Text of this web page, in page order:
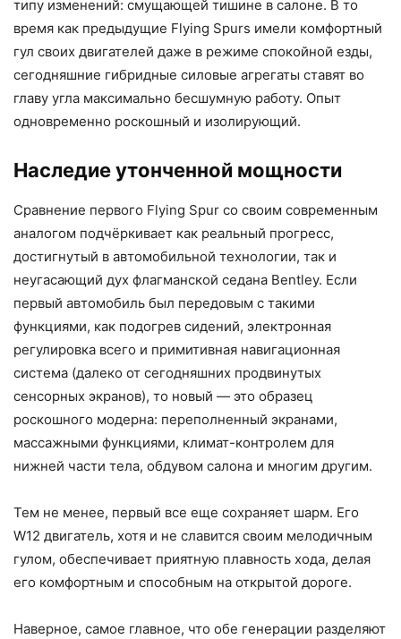
типу изменений: смущающей тишине в салоне. В то
время как предыдущие Flying Spurs имели комфортный
гул своих двигателей даже в режиме спокойной езды,
сегодняшние гибридные силовые агрегаты ставят во
главу угла максимально бесшумную работу. Опыт
одновременно роскошный и изолирующий.
Наследие утонченной мощности
Сравнение первого Flying Spur со своим современным
аналогом подчёркивает как реальный прогресс,
достигнутый в автомобильной технологии, так и
неугасающий дух флагманской седана Bentley. Если
первый автомобиль был передовым с такими
функциями, как подогрев сидений, электронная
регулировка всего и примитивная навигационная
система (далеко от сегодняшних продвинутых
сенсорных экранов), то новый — это образец
роскошного модерна: переполненный экранами,
массажными функциями, климат-контролем для
нижней части тела, обдувом салона и многим другим.
Тем не менее, первый все еще сохраняет шарм. Его
W12 двигатель, хотя и не славится своим мелодичным
гулом, обеспечивает приятную плавность хода, делая
его комфортным и способным на открытой дороге.
Наверное, самое главное, что обе генерации разделяют